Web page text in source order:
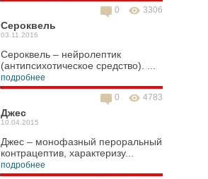
3306
0
Сероквель
03.11.2016
Сероквель – нейролептик
(антипсихотическое средство). ...
подробнее
4783
0
Джес
10.04.2015
Джес – монофазный пероральный
контрацептив, характеризу...
подробнее